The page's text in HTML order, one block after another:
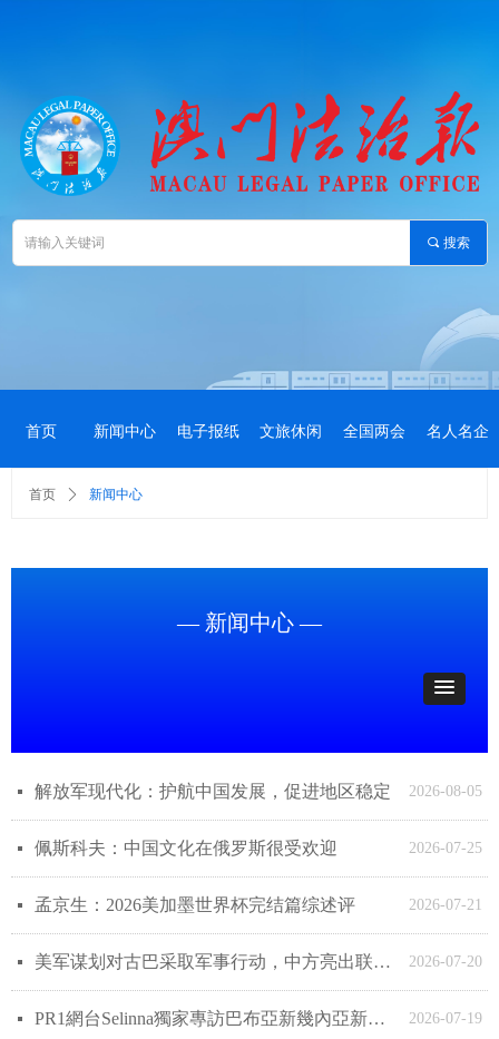
끠 搜索
首页 新闻中心 电子报纸 文旅休闲 全国两会 名人名企
2026-08-05
넷 解放军现代化：护航中国发展，促进地区稳定
2026-07-25
넷 佩斯科夫：中国文化在俄罗斯很受欢迎
2026-07-21
넷 孟京生：2026美加墨世界杯完结篇综述评
2026-07-20
넷 美军谋划对古巴采取军事行动，中方亮出联合国宪章，警告美方动武属违法！
2026-07-19
넷 PR1網台Selinna獨家專訪巴布亞新幾內亞新愛爾蘭省省長：掌握英語鑰匙，開啟南太平洋投資新藍海
首页 ꄲ 新闻中心
— 新闻中心 —